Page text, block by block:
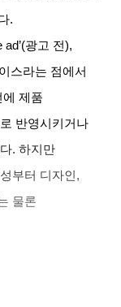
.
ad’(광고 전),
스라는 점에서
제품
반영시키거나
. 하지만
부터 디자인,
물론